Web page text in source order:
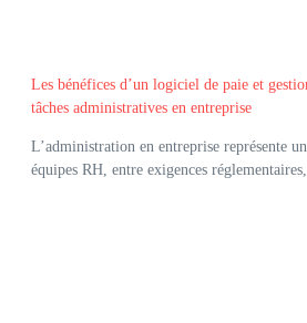
Les bénéfices d’un logiciel de paie et
tâches administratives en entreprise
L’administration en entreprise représente
équipes RH, entre exigences